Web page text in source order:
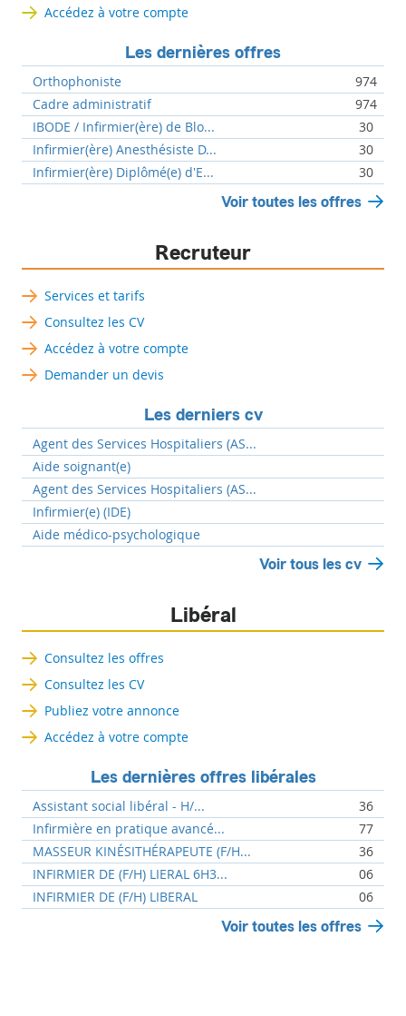
Accédez à votre compte
Les dernières offres
Orthophoniste
974
Cadre administratif
974
IBODE / Infirmier(ère) de Blo...
30
Infirmier(ère) Anesthésiste D...
30
Infirmier(ère) Diplômé(e) d'E...
30
Voir toutes les offres
Recruteur
Services et tarifs
Consultez les CV
Accédez à votre compte
Demander un devis
Les derniers cv
Agent des Services Hospitaliers (AS...
Aide soignant(e)
Agent des Services Hospitaliers (AS...
Infirmier(e) (IDE)
Aide médico-psychologique
Voir tous les cv
Libéral
Consultez les offres
Consultez les CV
Publiez votre annonce
Accédez à votre compte
Les dernières offres libérales
Assistant social libéral - H/...
36
Infirmière en pratique avancé...
77
MASSEUR KINÉSITHÉRAPEUTE (F/H...
36
INFIRMIER DE (F/H) LIERAL 6H3...
06
INFIRMIER DE (F/H) LIBERAL
06
Voir toutes les offres